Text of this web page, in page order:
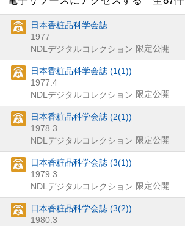
日本香粧品科学会誌
1977
NDLデジタルコレクション 限定公開
日本香粧品科学会誌 (1(1))
1977.4
NDLデジタルコレクション 限定公開
日本香粧品科学会誌 (2(1))
1978.3
NDLデジタルコレクション 限定公開
日本香粧品科学会誌 (3(1))
1979.3
NDLデジタルコレクション 限定公開
日本香粧品科学会誌 (3(2))
1980.3